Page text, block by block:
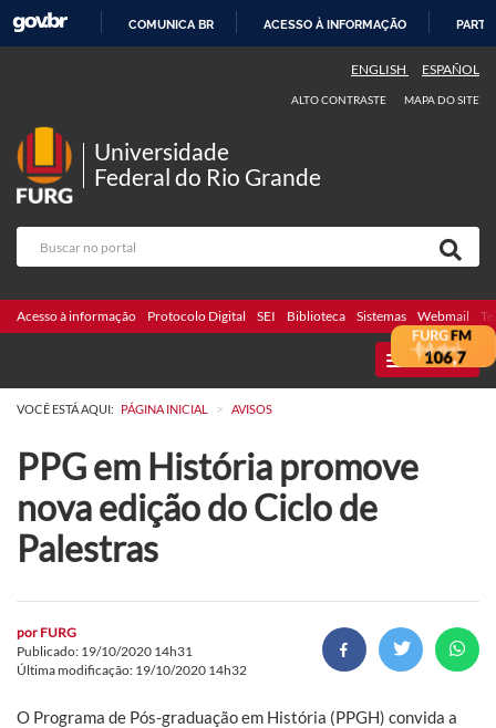
COMUNICA BR ACESSO À INFORMAÇÃO
ENGLISH ESPAÑOL
ALTO CONTRASTE MAPA DO SITE
Universidade
Federal do Rio Grande
Acesso à informação Protocolo Digital SEI Biblioteca Sistemas Webmail
MENU
VOCÊ ESTÁ AQUI: PÁGINA INICIAL > AVISOS
PPG em História promove
nova edição do Ciclo de
Palestras
por FURG
Publicado: 19/10/2020 14h31
Última modificação: 19/10/2020 14h32
O Programa de Pós-graduação em História (PPGH) convida a